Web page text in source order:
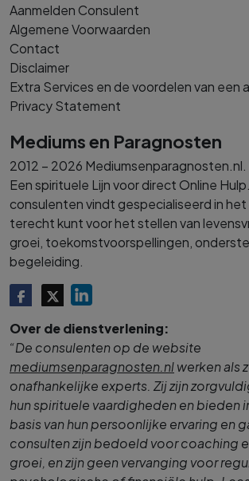
Aanmelden Consulent
Algemene Voorwaarden
Contact
Disclaimer
Extra Services en de voordelen van een
Privacy Statement
Mediums en Paragnosten
2012 – 2026
Een spirituele Lijn voor direct Online
consulenten vindt gespecialiseerd in het
terecht kunt voor het stellen van
groei, toekomstvoorspellingen,
begeleiding.
Over de dienstverlening:
“De consulenten op de website
mediumsenparagnosten.nlwerken als
onafhankelijke experts. Zij zijn
hun spirituele vaardigheden en bieden
basis van hun persoonlijke ervaring en
consulten zijn bedoeld voor coaching
groei, en zijn geen vervanging voor